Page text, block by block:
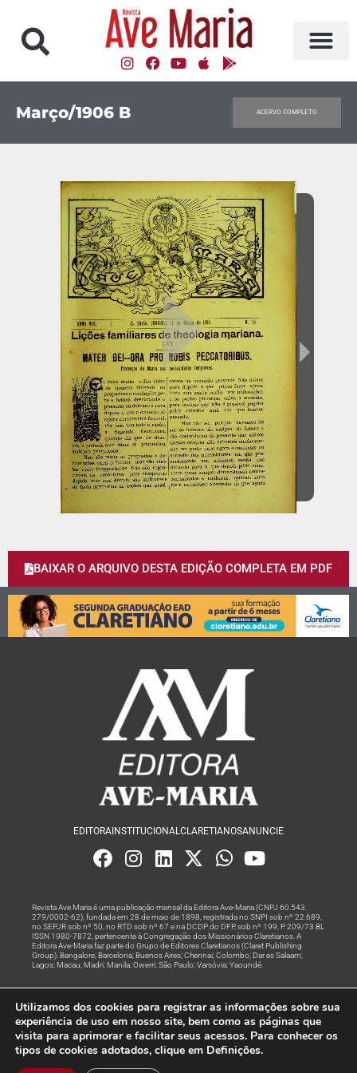
Março/1906 B ACERVO COMPLETO
BAIXAR O ARQUIVO DESTA EDIÇÃO COMPLETA EM PDF
EDITORA INSTITUCIONALCLARETIANOSANUNCIE
Revista Ave Maria é uma publicação mensal da Editora Ave-Maria (CNPJ 60.543.
279/0002-62), fundada em 28 de maio de 1898, registrada no SNPI sob nº 22.689,
no SEPJR sob nº 50, no RTD sob nº 67 e na DCDP do DFP, sob nº 199, P. 209/73 BL
ISSN 1980-7872, pertencente à Congregação dos Missionários Claretianos. A
Editora Ave-Maria faz parte do Grupo de Editores Claretianos (Claret Publishing
Group). Bangalore; Barcelona; Buenos Aires; Chennai; Colombo; Dar es Salaam;
Lagos; Macau; Madri; Manila; Owerri; São Paulo; Varsóvia; Yaoundé.
Rede
© Todos os Direitos Reservados
Utilizamos dos cookies para registrar as informações sobre sua
experiência de uso em nosso site, bem como as páginas que
visita para aprimorar e facilitar seus acessos. Para conhecer os
tipos de cookies adotados, clique em Definições.